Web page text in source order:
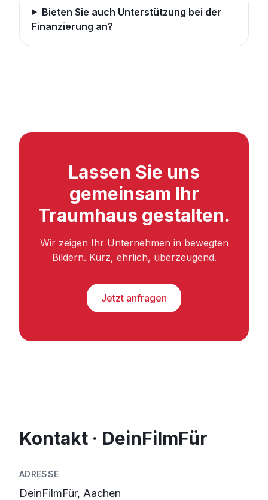
Bieten Sie auch Unterstützung bei der
Finanzierung an?
Lassen Sie uns
gemeinsam Ihr
Traumhaus gestalten.
Wir zeigen Ihr Unternehmen in bewegten
Bildern. Kurz, ehrlich, überzeugend.
Jetzt anfragen
Kontakt · DeinFilmFür
ADRESSE
DeinFilmFür, Aachen